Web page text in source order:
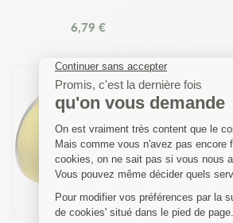
6,79 €
Ajouter au panier